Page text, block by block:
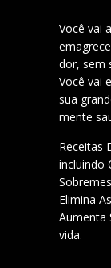
Você vai
dor, sem
Você vai
sua
mente
Receitas
incluindo
Elimina
Aumenta
vida.